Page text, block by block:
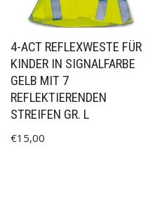
4-ACT REFLEXWESTE FÜR
KINDER IN SIGNALFARBE
GELB MIT 7
REFLEKTIERENDEN
STREIFEN GR. L
€15,00